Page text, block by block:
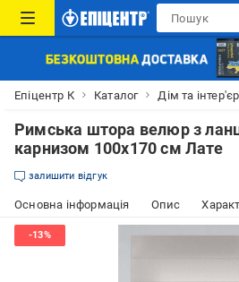
Епіцентр К Каталог Дім та
Римська штора велюр з
карнизом 100х170 см Лате
залишити відгук
Основна інформація Опис